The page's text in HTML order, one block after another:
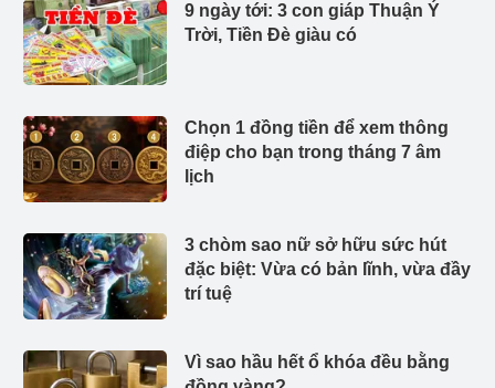
9 ngày tới: 3 con giáp Thuận Ý
Trời, Tiền Đè giàu có
Chọn 1 đồng tiền để xem thông
điệp cho bạn trong tháng 7 âm
lịch
3 chòm sao nữ sở hữu sức hút
đặc biệt: Vừa có bản lĩnh, vừa đầy
trí tuệ
Vì sao hầu hết ổ khóa đều bằng